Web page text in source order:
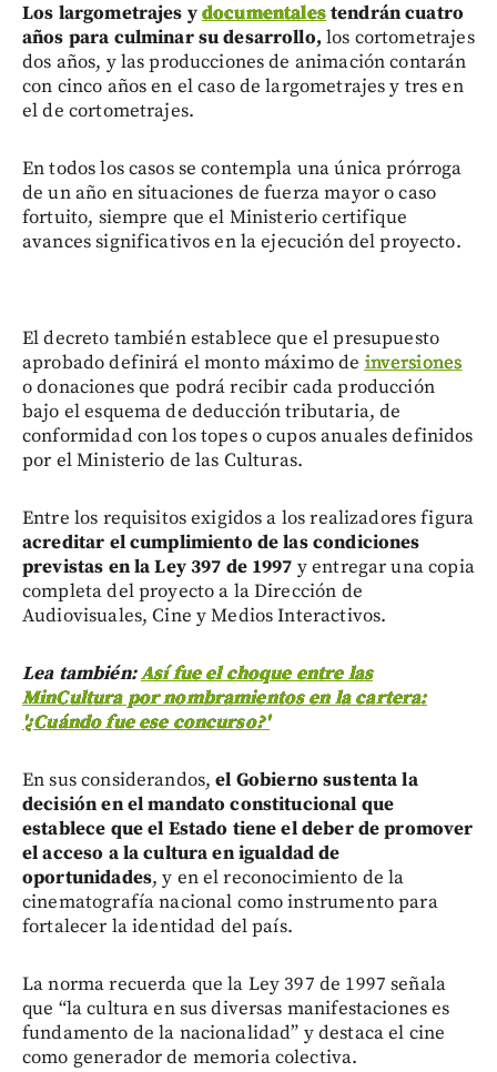
Los largometrajes ydocumentalestendrán cuatro
años para culminar su desarrollo, los cortometrajes
dos años, y las producciones de animación contarán
con cinco años en el caso de largometrajes y tres en
el de cortometrajes.
En todos los casos se contempla una única prórroga
de un año en situaciones de fuerza mayor o caso
fortuito, siempre que el Ministerio certifique
avances significativos en la ejecución del proyecto.
El decreto también establece que el presupuesto
aprobado definirá el monto máximo de inversiones
o donaciones que podrá recibir cada producción
bajo el esquema de deducción tributaria, de
conformidad con los topes o cupos anuales definidos
por el Ministerio de las Culturas.
Entre los requisitos exigidos a los realizadores figura
acreditar el cumplimiento de las condiciones
previstas en la Ley 397 de 1997 y entregar una copia
completa del proyecto a la Dirección de
Audiovisuales, Cine y Medios Interactivos.
Lea también:Así fue el choque entre las
MinCultura por nombramientos en la cartera:
'¿Cuándo fue ese concurso?'
En sus considerandos, el Gobierno sustenta la
decisión en el mandato constitucional que
establece que el Estado tiene el deber de promover
el acceso a la cultura en igualdad de
oportunidades, y en el reconocimiento de la
cinematografía nacional como instrumento para
fortalecer la identidad del país.
La norma recuerda que la Ley 397 de 1997 señala
que “la cultura en sus diversas manifestaciones es
fundamento de la nacionalidad” y destaca el cine
como generador de memoria colectiva.